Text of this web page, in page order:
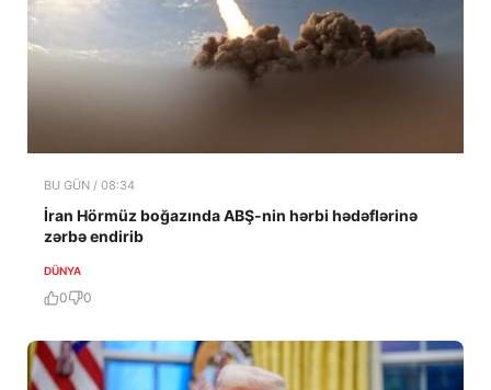
BU GÜN / 08:34
İran Hörmüz boğazında ABŞ-nin hərbi hədəflərinə
zərbə endirib
DÜNYA
0 0